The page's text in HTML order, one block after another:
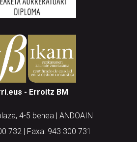
- Erroitz BM
4-5 behea | ANDOAIN
732 | Faxa: 943 300 731